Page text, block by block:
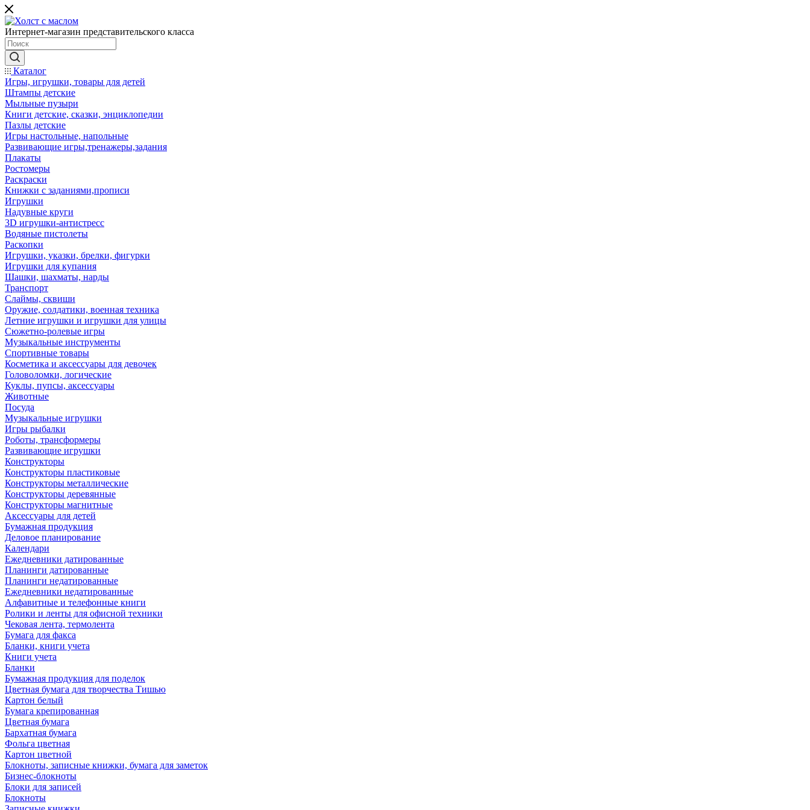
Интернет-магазин представительского класса
Каталог
Игры, игрушки, товары для детей
Штампы детские
Мыльные пузыри
Книги детские, сказки, энциклопедии
Пазлы детские
Игры настольные, напольные
Развивающие игры,тренажеры,задания
Плакаты
Ростомеры
Раскраски
Книжки с заданиями,прописи
Игрушки
Надувные круги
3D игрушки-антистресс
Водяные пистолеты
Раскопки
Игрушки, указки, брелки, фигурки
Игрушки для купания
Шашки, шахматы, нарды
Транспорт
Слаймы, сквиши
Оружие, солдатики, военная техника
Летние игрушки и игрушки для улицы
Сюжетно-ролевые игры
Музыкальные инструменты
Спортивные товары
Косметика и аксессуары для девочек
Головоломки, логические
Куклы, пупсы, аксессуары
Животные
Посуда
Музыкальные игрушки
Игры рыбалки
Роботы, трансформеры
Развивающие игрушки
Конструкторы
Конструкторы пластиковые
Конструкторы металлические
Конструкторы деревянные
Конструкторы магнитные
Аксессуары для детей
Бумажная продукция
Деловое планирование
Календари
Ежедневники датированные
Планинги датированные
Планинги недатированные
Ежедневники недатированные
Алфавитные и телефонные книги
Ролики и ленты для офисной техники
Чековая лента, термолента
Бумага для факса
Бланки, книги учета
Книги учета
Бланки
Бумажная продукция для поделок
Цветная бумага для творчества Тишью
Картон белый
Бумага крепированная
Цветная бумага
Бархатная бумага
Фольга цветная
Картон цветной
Блокноты, записные книжки, бумага для заметок
Бизнес-блокноты
Блоки для записей
Блокноты